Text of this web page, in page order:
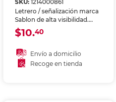
SKU: 1214000861
Letrero / señalización marca
Sablon de alta visibilidad.
Identifica zonas, riesgos o
instrucciones en oficinas,
Material resistente al uso
prolongado.
$10.40
Envío a domicilio
Recoge en tienda